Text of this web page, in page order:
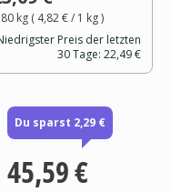
kg( 4,82 €/ 1 kg)
Preis der letzten
30 Tage: 22,49 €
Du sparst 2,29 €
45,59 €